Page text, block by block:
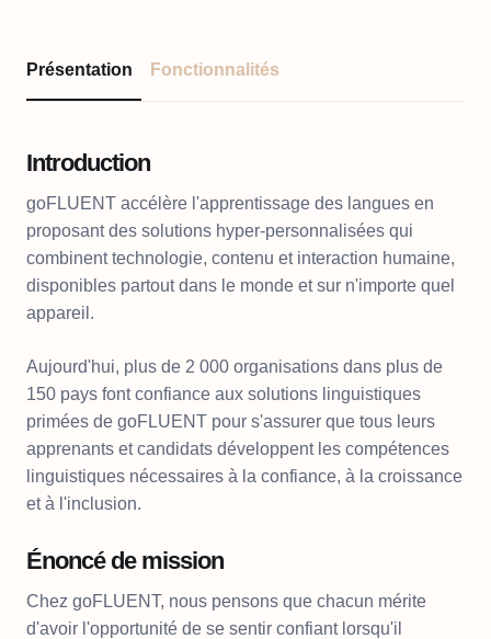
Présentation Fonctionnalités
Introduction
goFLUENT accélère l'apprentissage des langues en
proposant des solutions hyper-personnalisées qui
combinent technologie, contenu et interaction humaine,
disponibles partout dans le monde et sur n'importe quel
appareil.
Aujourd'hui, plus de 2 000 organisations dans plus de
150 pays font confiance aux solutions linguistiques
primées de goFLUENT pour s'assurer que tous leurs
apprenants et candidats développent les compétences
linguistiques nécessaires à la confiance, à la croissance
et à l'inclusion.
Énoncé de mission
Chez goFLUENT, nous pensons que chacun mérite
d'avoir l'opportunité de se sentir confiant lorsqu'il